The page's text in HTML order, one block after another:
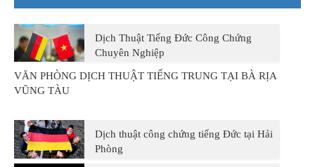
Dịch Thuật Tiếng Đức Công Chứng
Chuyên Nghiệp
VĂN PHÒNG DỊCH THUẬT TIẾNG TRUNG TẠI BÀ RỊA
VŨNG TÀU
Dịch thuật công chứng tiếng Đức tại Hải
Phòng